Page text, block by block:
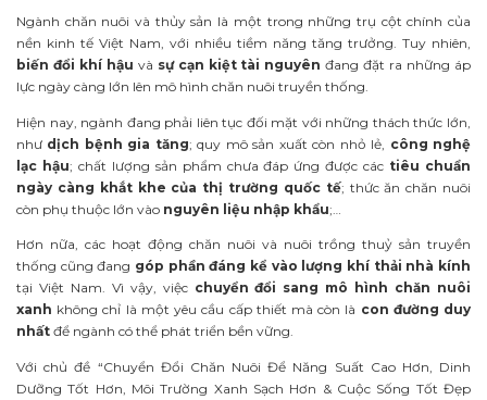
Ngành chăn nuôi và thủy sản là một trong những trụ cột chính của
nền kinh tế Việt Nam, với nhiều tiềm năng tăng trưởng. Tuy nhiên,
biến đổi khí hậu và sự cạn kiệt tài nguyên đang đặt ra những áp
lực ngày càng lớn lên mô hình chăn nuôi truyền thống.
Hiện nay, ngành đang phải liên tục đối mặt với những thách thức lớn,
như dịch bệnh gia tăng; quy mô sản xuất còn nhỏ lẻ, công nghệ
lạc hậu; chất lượng sản phẩm chưa đáp ứng được các tiêu chuẩn
ngày càng khắt khe của thị trường quốc tế; thức ăn chăn nuôi
còn phụ thuộc lớn vào nguyên liệu nhập khẩu;…
Hơn nữa, các hoạt động chăn nuôi và nuôi trồng thuỷ sản truyền
thống cũng đang góp phần đáng kể vào lượng khí thải nhà kính
tại Việt Nam. Vì vậy, việc chuyển đổi sang mô hình chăn nuôi
xanh không chỉ là một yêu cầu cấp thiết mà còn là con đường duy
nhất để ngành có thể phát triển bền vững.
Với chủ đề “Chuyển Đổi Chăn Nuôi Để Năng Suất Cao Hơn, Dinh
Dưỡng Tốt Hơn, Môi Trường Xanh Sạch Hơn & Cuộc Sống Tốt Đẹp